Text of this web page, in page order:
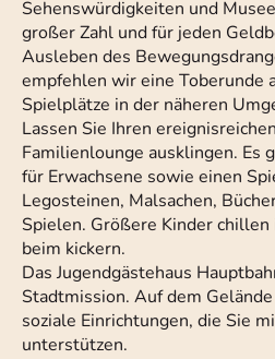
Sehenswürdigkeiten und
großer Zahl und für jeden
Ausleben des
empfehlen wir eine Toberunde
Spielplätze in der näheren
Lassen Sie Ihren
Familienlounge ausklingen. Es
für Erwachsene sowie einen
Legosteinen, Malsachen,
Spielen. Größere Kinder
beim kickern.
Das Jugendgästehaus
Stadtmission. Auf dem
soziale Einrichtungen, die Sie
unterstützen.